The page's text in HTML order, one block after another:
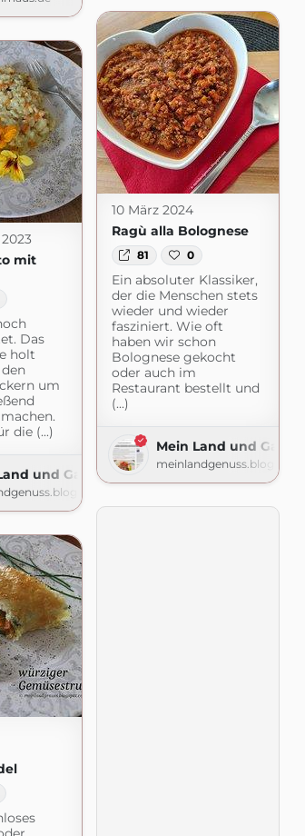
10 März 2024
Ragù alla Bolognese
81 0
Ein absoluter Klassiker,
der die Menschen stets
wieder und wieder
fasziniert. Wie oft
haben wir schon
Bolognese gekocht
oder auch im
Restaurant bestellt und
(...)
Mein Land und
mit
Das
holt
um
die (...)
und Gartengenuss